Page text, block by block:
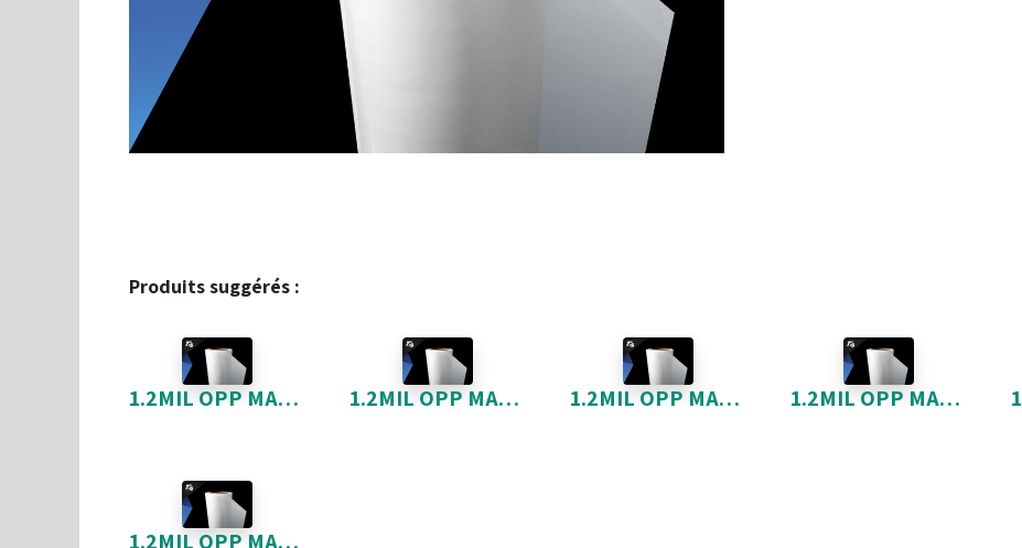
Produits suggérés :
1.2MIL OPP MAT 18-5 * 9842 1.2MIL OPP MAT 22-5 * 9842 1.2MIL OPP MAT 23-5 * 9842 1.2MIL OPP MAT 24-5 * 9842
1.2MIL OPP MAT 27-5 * 9842